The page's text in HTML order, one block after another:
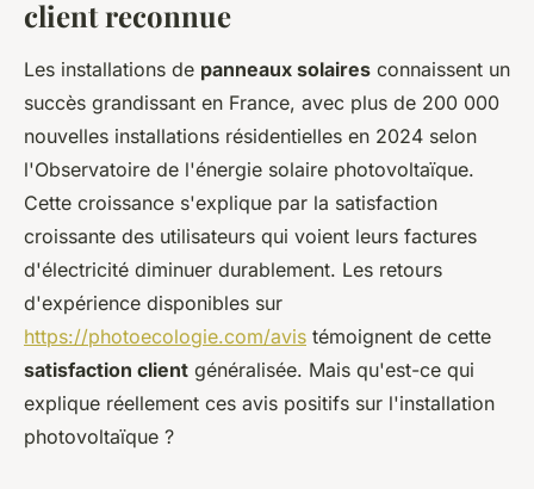
témoignent de leur
satisfaction
client reconnue
Les installations de panneaux solaires connaissent un
succès grandissant en France, avec plus de 200 000
nouvelles installations résidentielles en 2024 selon
l'Observatoire de l'énergie solaire photovoltaïque.
Cette croissance s'explique par la satisfaction
croissante des utilisateurs qui voient leurs factures
d'électricité diminuer durablement. Les retours
d'expérience disponibles sur
https://photoecologie.com/avis témoignent de cette
satisfaction client généralisée. Mais qu'est-ce qui
explique réellement ces avis positifs sur l'installation
photovoltaïque ?